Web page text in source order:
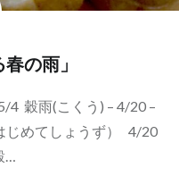
の雨」
4 穀雨(こくう) – 4/20 –
じめてしょうず） 4/20
…